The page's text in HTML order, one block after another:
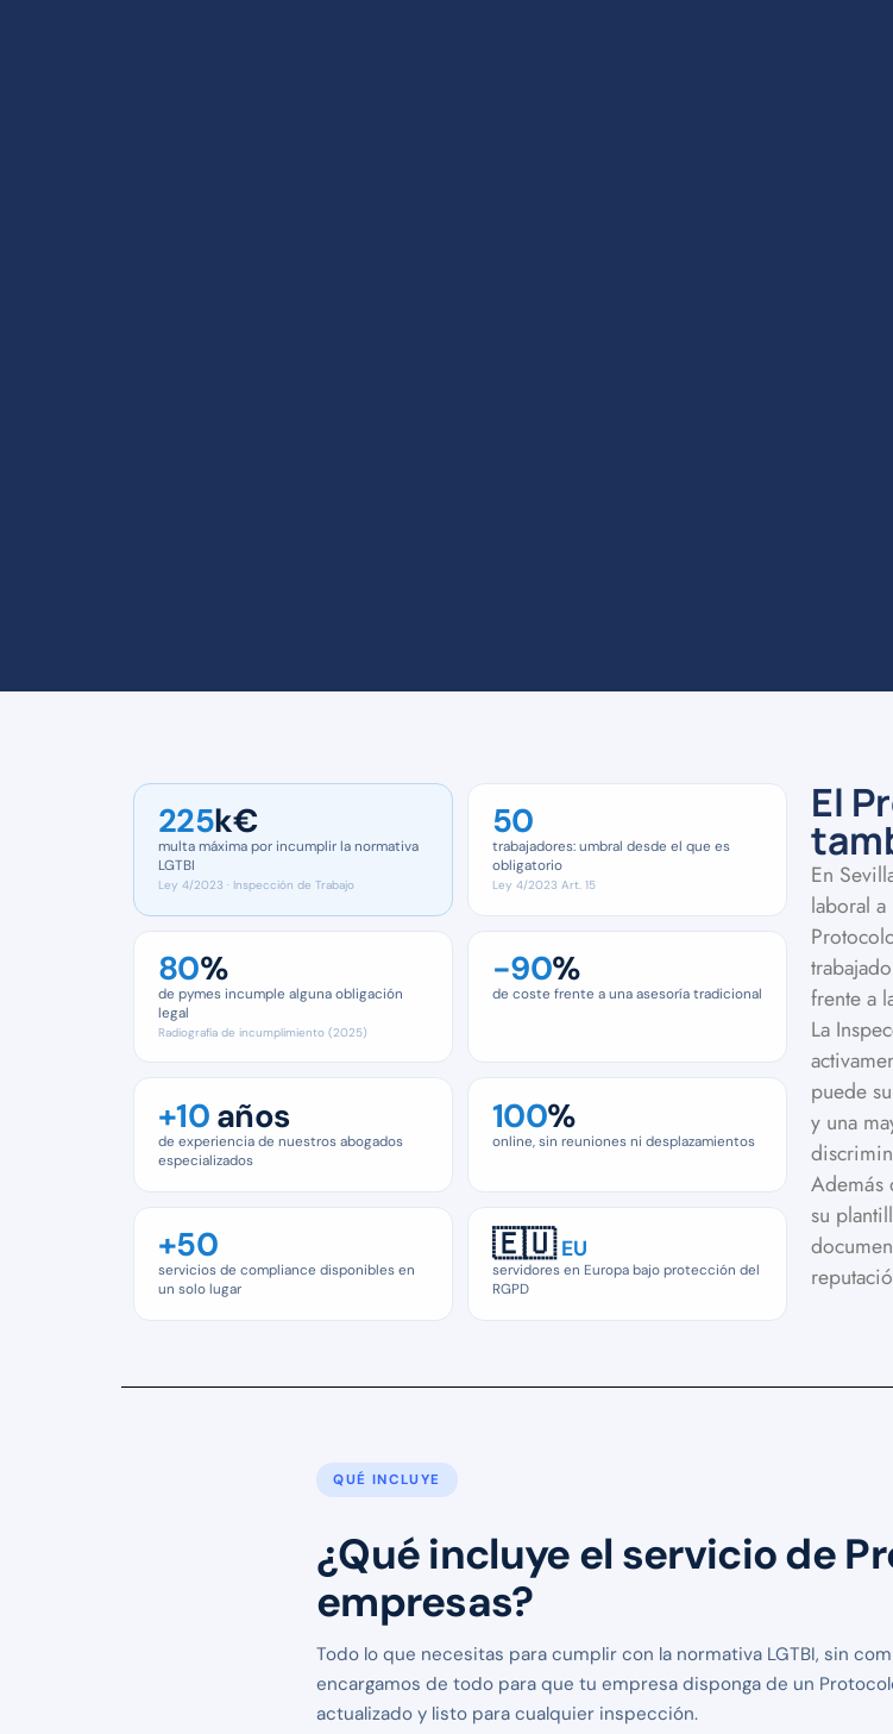
225k€
multa máxima por incumplir la normativa
LGTBI
Ley 4/2023 · Inspección de Trabajo
50
trabajadores: umbral desde el que es
obligatorio
Ley 4/2023 Art. 15
80%
de pymes incumple alguna obligación
legal
Radiografía de incumplimiento (2025)
−90%
de coste frente a una asesoría tradicional
+10 años
de experiencia de nuestros abogados
especializados
100%
online, sin reuniones ni desplazamientos
+50
servicios de compliance disponibles en
un solo lugar
🇪🇺EU
servidores en Europa bajo protección del
RGPD
El
En
laboral
frente a
La
puede
y una
Además
su
QUÉ INCLUYE
¿Qué incluye el servicio de
empresas?
Todo lo que necesitas para cumplir con la normativa LGTBI, sin
encargamos de todo para que tu empresa disponga de un
actualizado y listo para cualquier inspección.